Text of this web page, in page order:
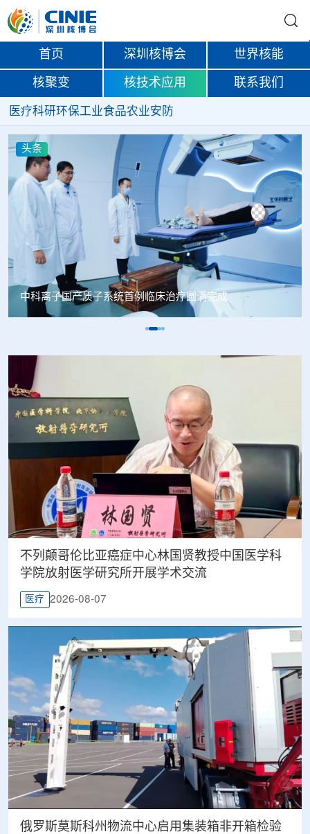
首页 深圳核博会 世界核能
核聚变 核技术应用 联系我们
医疗科研环保工业食品农业安防
头条
韩国忠清北道上半年农水产品放射性检测结果达标
不列颠哥伦比亚癌症中心林国贤教授中国医学科
学院放射医学研究所开展学术交流
医疗 2026-08-07
俄罗斯莫斯科州物流中心启用集装箱非开箱检验